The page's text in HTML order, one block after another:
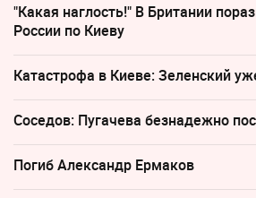
"Какая наглость!" В Британии
России по Киеву
Катастрофа в Киеве: Зеленский
Соседов: Пугачева безнадежно
Погиб Александр Ермаков